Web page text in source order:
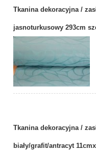
Tkanina dekoracyjna /
jasnoturkusowy 293cm
Tkanina dekoracyjna /
biały/grafit/antracyt